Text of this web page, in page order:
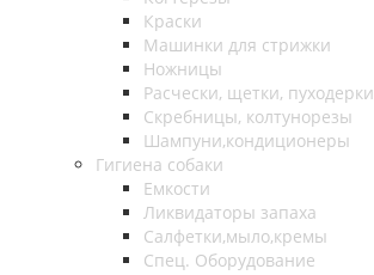
Краски
Машинки для стрижки
Ножницы
Расчески, щетки, пуходерки
Скребницы, колтунорезы
Шампуни,кондиционеры
Гигиена собаки
Емкости
Ликвидаторы запаха
Салфетки,мыло,кремы
Спец. Оборудование